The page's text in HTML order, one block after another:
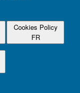
Cookies Policy
FR